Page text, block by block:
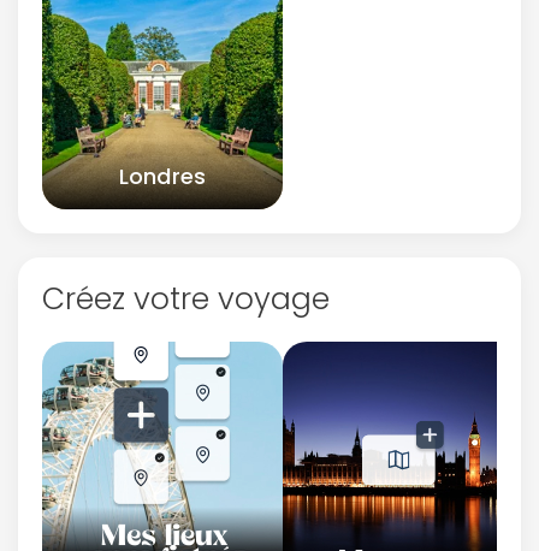
Londres
Créez votre voyage